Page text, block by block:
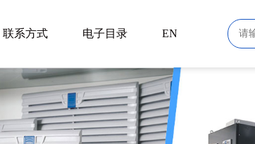
联系方式 电子目录 EN